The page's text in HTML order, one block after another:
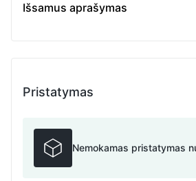
Reguliuojamas ilgis
Išsamus aprašymas
Pristatymas
Nemokamas pristatymas